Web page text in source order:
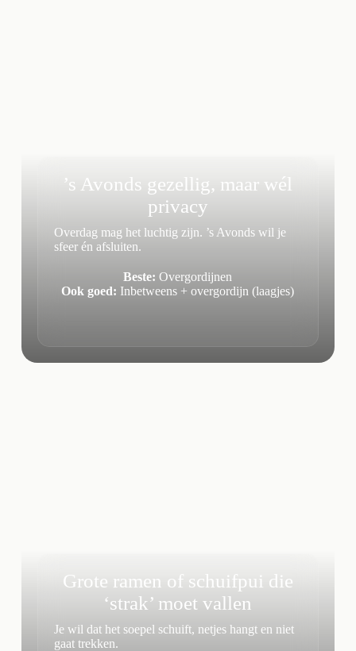
’s Avonds gezellig, maar wél
privacy
Overdag mag het luchtig zijn. ’s Avonds wil je
sfeer én afsluiten.
Beste: Overgordijnen
Ook goed: Inbetweens + overgordijn (laagjes)
Grote ramen of schuifpui die
‘strak’ moet vallen
Je wil dat het soepel schuift, netjes hangt en niet
gaat trekken.